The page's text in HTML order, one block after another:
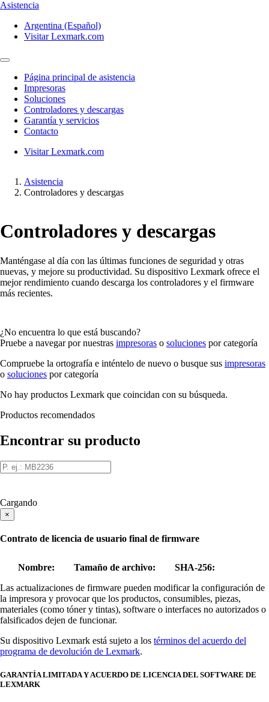
Asistencia
Argentina (Español)
Visitar Lexmark.com
Página principal de asistencia
Impresoras
Soluciones
Controladores y descargas
Garantía y servicios
Contacto
Visitar Lexmark.com
Asistencia
Controladores y descargas
Controladores y descargas
Manténgase al día con las últimas funciones de seguridad y otras
nuevas, y mejore su productividad. Su dispositivo Lexmark ofrece el
mejor rendimiento cuando descarga los controladores y el firmware
más recientes.
¿No encuentra lo que está buscando?
Pruebe a navegar por nuestras impresoras o soluciones por categoría
Compruebe la ortografía e inténtelo de nuevo o busque sus impresoras
o soluciones por categoría
No hay productos Lexmark que coincidan con su búsqueda.
Productos recomendados
Encontrar su producto
Cargando
×
Contrato de licencia de usuario final de firmware
Nombre: Tamaño de archivo:
SHA-256:
Las actualizaciones de firmware pueden modificar la configuración de
la impresora y provocar que los productos, consumibles, piezas,
materiales (como tóner y tintas), software o interfaces no autorizados o
falsificados dejen de funcionar.
Su dispositivo Lexmark está sujeto a los términos del acuerdo del
programa de devolución de Lexmark.
GARANTÍA LIMITADA Y ACUERDO DE LICENCIA DEL SOFTWARE DE
LEXMARK